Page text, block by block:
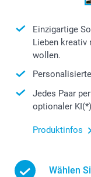
Einzigartige
Lieben kreativ
wollen.
Jedes Paar
optionaler
Produktinfos
Wählen